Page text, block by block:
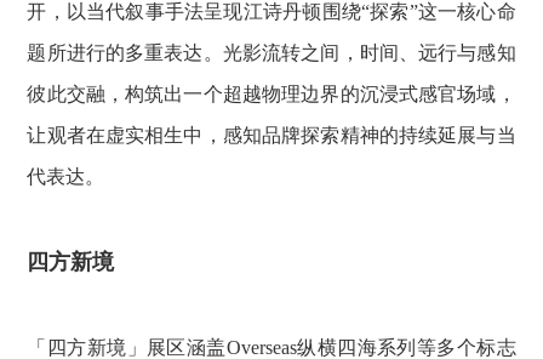
开，以当代叙事手法呈现江诗丹顿围绕“探索”这一核心命
题所进行的多重表达。光影流转之间，时间、远行与感知
彼此交融，构筑出一个超越物理边界的沉浸式感官场域，
让观者在虚实相生中，感知品牌探索精神的持续延展与当
代表达。
四方新境
「四方新境」展区涵盖Overseas纵横四海系列等多个标志